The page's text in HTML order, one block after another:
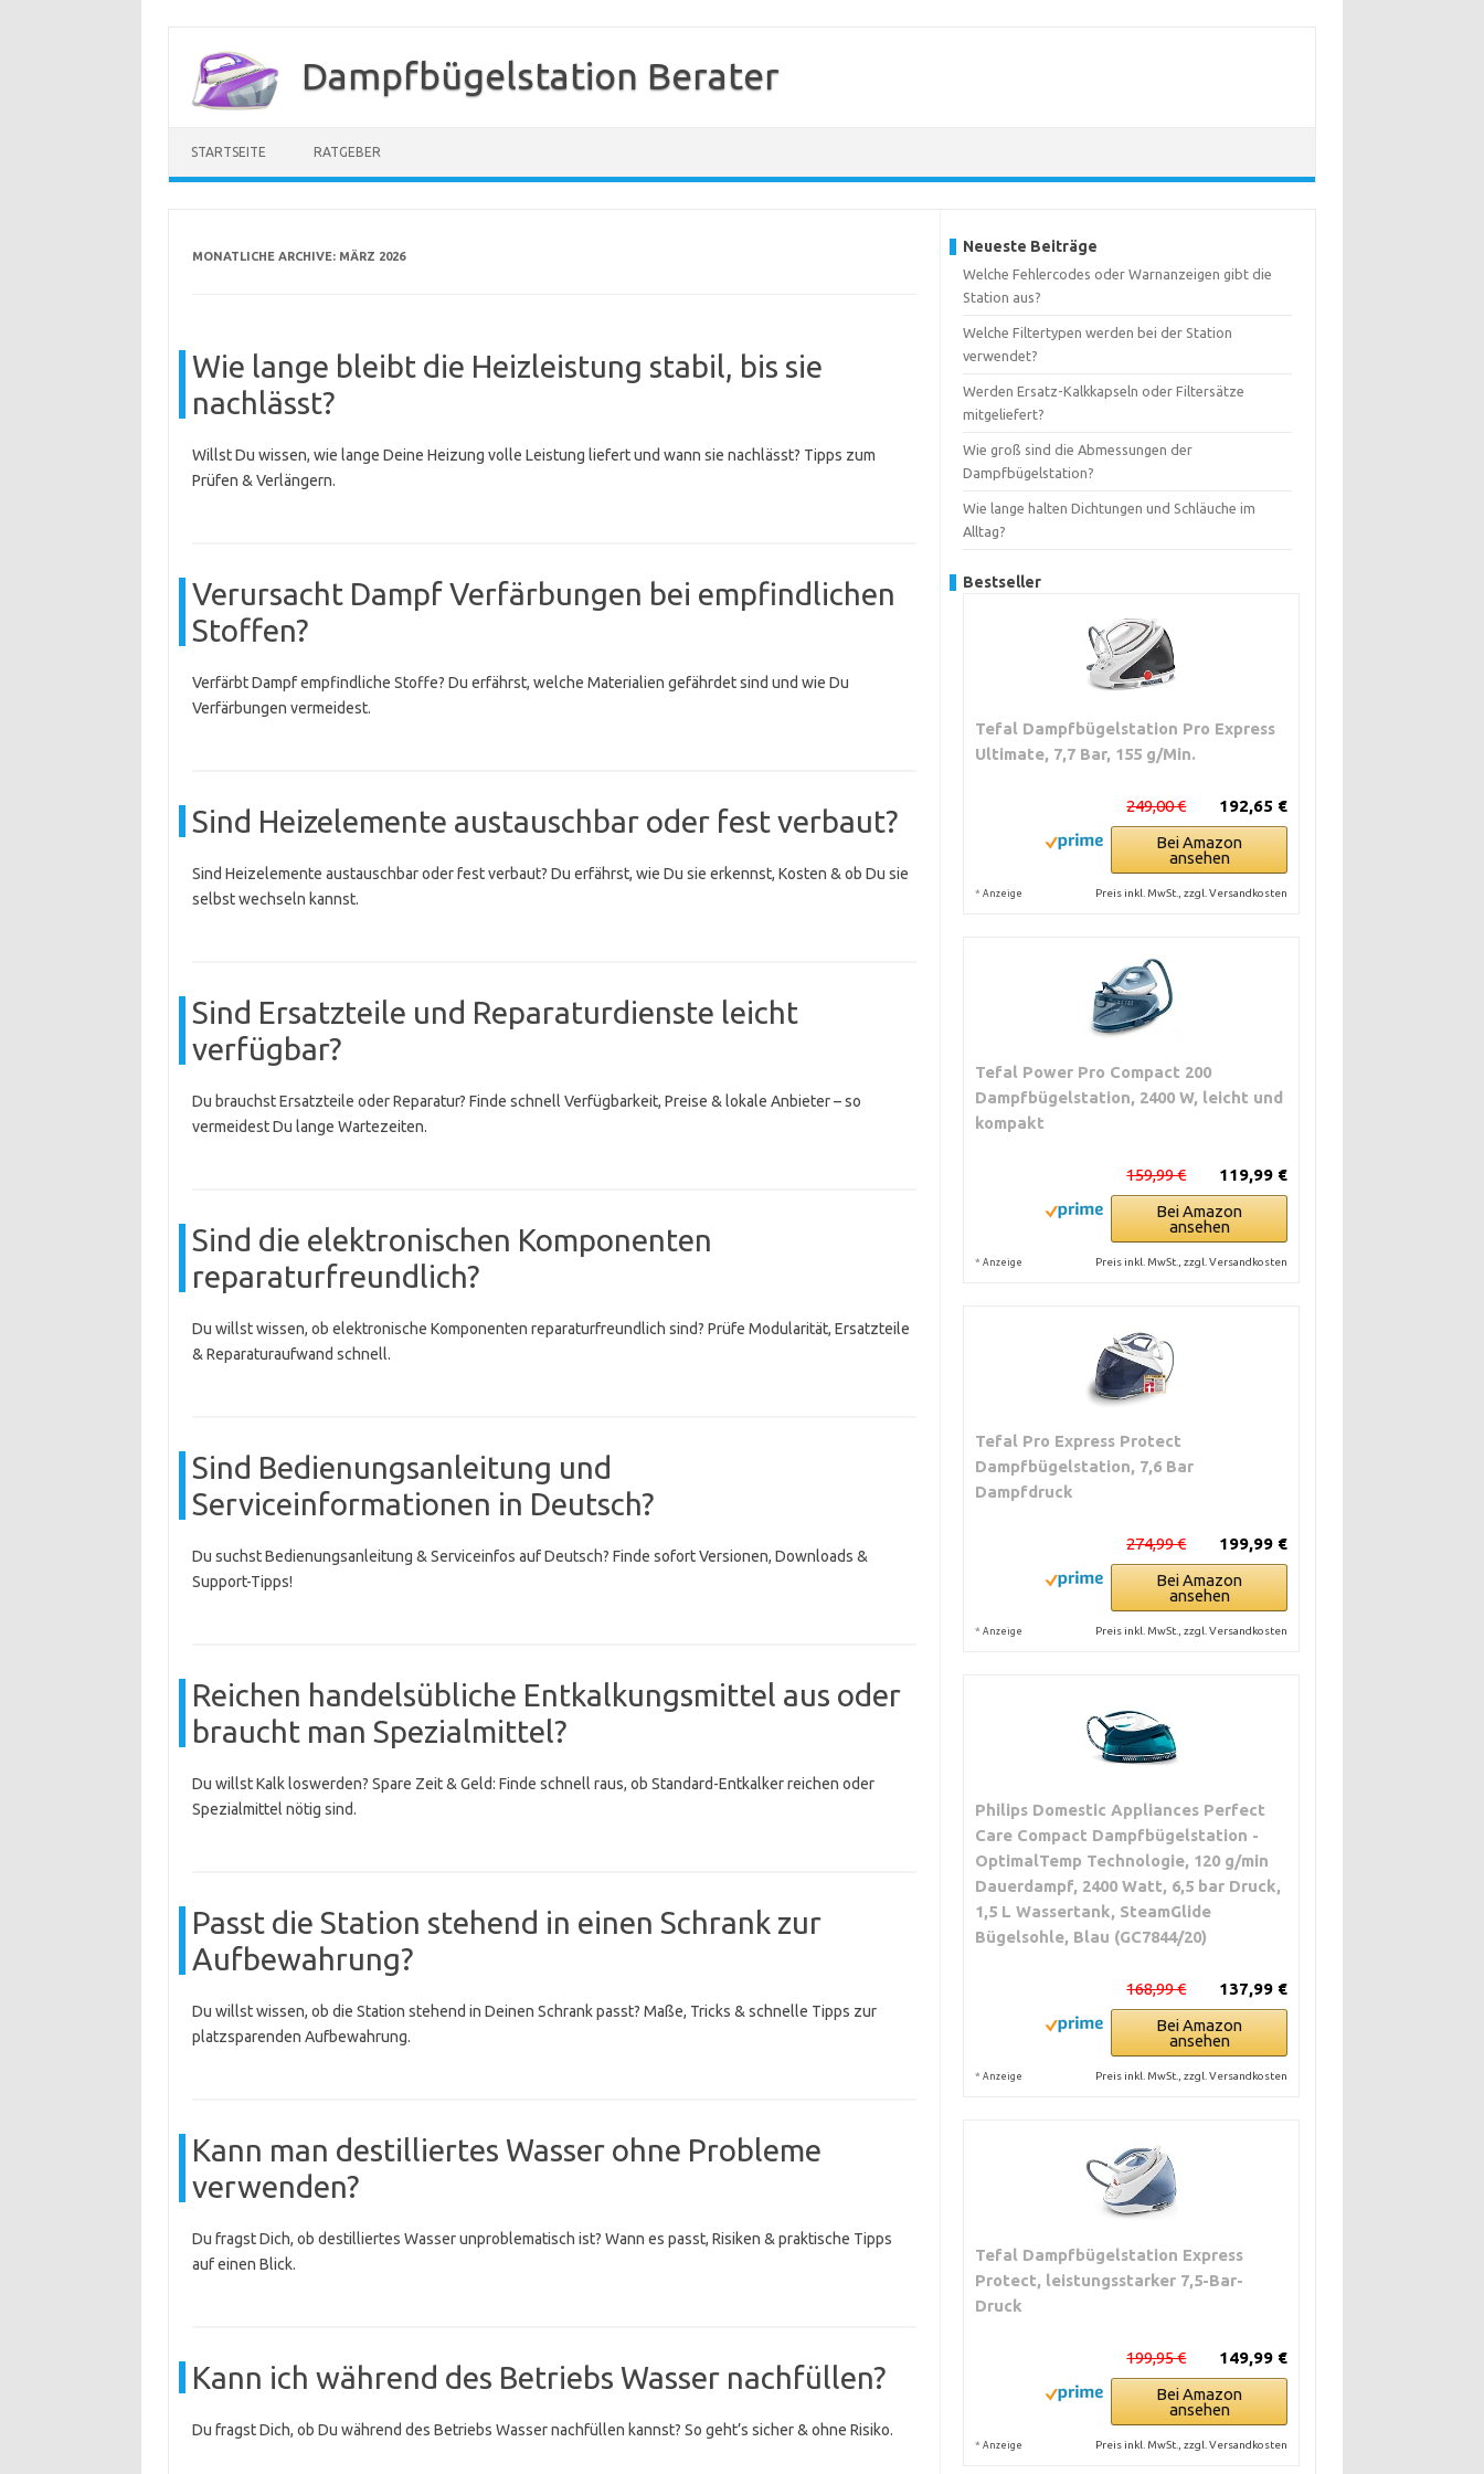
springen
Dampfbügelstation Berater
STARTSEITE RATGEBER
MONATLICHE ARCHIVE: MÄRZ 2026
Wie lange bleibt die Heizleistung stabil, bis sie
nachlässt?
Willst Du wissen, wie lange Deine Heizung volle Leistung liefert und wann sie nachlässt? Tipps zum
Prüfen & Verlängern.
Verursacht Dampf Verfärbungen bei empfindlichen
Stoffen?
Verfärbt Dampf empfindliche Stoffe? Du erfährst, welche Materialien gefährdet sind und wie Du
Verfärbungen vermeidest.
Sind Heizelemente austauschbar oder fest verbaut?
Sind Heizelemente austauschbar oder fest verbaut? Du erfährst, wie Du sie erkennst, Kosten & ob Du sie
selbst wechseln kannst.
Sind Ersatzteile und Reparaturdienste leicht
verfügbar?
Du brauchst Ersatzteile oder Reparatur? Finde schnell Verfügbarkeit, Preise & lokale Anbieter – so
vermeidest Du lange Wartezeiten.
Sind die elektronischen Komponenten
reparaturfreundlich?
Du willst wissen, ob elektronische Komponenten reparaturfreundlich sind? Prüfe Modularität, Ersatzteile
& Reparaturaufwand schnell.
Sind Bedienungsanleitung und
Serviceinformationen in Deutsch?
Du suchst Bedienungsanleitung & Serviceinfos auf Deutsch? Finde sofort Versionen, Downloads &
Support-Tipps!
Reichen handelsübliche Entkalkungsmittel aus oder
braucht man Spezialmittel?
Du willst Kalk loswerden? Spare Zeit & Geld: Finde schnell raus, ob Standard-Entkalker reichen oder
Spezialmittel nötig sind.
Passt die Station stehend in einen Schrank zur
Aufbewahrung?
Du willst wissen, ob die Station stehend in Deinen Schrank passt? Maße, Tricks & schnelle Tipps zur
platzsparenden Aufbewahrung.
Kann man destilliertes Wasser ohne Probleme
verwenden?
Du fragst Dich, ob destilliertes Wasser unproblematisch ist? Wann es passt, Risiken & praktische Tipps
auf einen Blick.
Kann ich während des Betriebs Wasser nachfüllen?
Du fragst Dich, ob Du während des Betriebs Wasser nachfüllen kannst? So geht’s sicher & ohne Risiko.
Neueste Beiträge
Welche Fehlercodes oder Warnanzeigen gibt die
Station aus?
Welche Filtertypen werden bei der Station
verwendet?
Werden Ersatz-Kalkkapseln oder Filtersätze
mitgeliefert?
Wie groß sind die Abmessungen der
Dampfbügelstation?
Wie lange halten Dichtungen und Schläuche im
Alltag?
Bestseller
Tefal Dampfbügelstation Pro Express
Ultimate, 7,7 Bar, 155 g/Min.
192,65 €
249,00 €
Bei Amazon
ansehen
* Anzeige Preis inkl. MwSt., zzgl. Versandkosten
Tefal Power Pro Compact 200
Dampfbügelstation, 2400 W, leicht und
kompakt
119,99 €
159,99 €
Bei Amazon
ansehen
* Anzeige Preis inkl. MwSt., zzgl. Versandkosten
Tefal Pro Express Protect
Dampfbügelstation, 7,6 Bar
Dampfdruck
199,99 €
274,99 €
Bei Amazon
ansehen
* Anzeige Preis inkl. MwSt., zzgl. Versandkosten
Philips Domestic Appliances Perfect
Care Compact Dampfbügelstation -
OptimalTemp Technologie, 120 g/min
Dauerdampf, 2400 Watt, 6,5 bar Druck,
1,5 L Wassertank, SteamGlide
Bügelsohle, Blau (GC7844/20)
137,99 €
168,99 €
Bei Amazon
ansehen
* Anzeige Preis inkl. MwSt., zzgl. Versandkosten
Tefal Dampfbügelstation Express
Protect, leistungsstarker 7,5-Bar-
Druck
149,99 €
199,95 €
Bei Amazon
ansehen
* Anzeige Preis inkl. MwSt., zzgl. Versandkosten